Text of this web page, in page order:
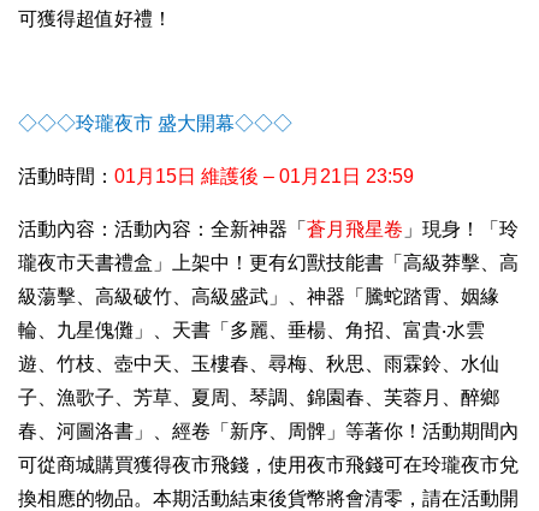
可獲得超值好禮！
◇◇◇玲瓏夜市 盛大開幕◇◇◇
活動時間： 01 月15日 維護後 – 01月21日 23:59
活動內容：活動內容：全新神器「 蒼月飛星卷 」現身！「玲
瓏夜市天書禮盒」上架中！更有幻獸技能書「高級莽擊、高
級蕩擊、高級破竹、高級盛武」、神器「騰蛇踏霄、姻緣
輪、九星傀儺」、天書「多麗、垂楊、角招、富貴‧水雲
遊、竹枝、壺中天、玉樓春、尋梅、秋思、雨霖鈴、水仙
子、漁歌子、芳草、夏周、琴調、錦園春、芙蓉月、醉鄉
春、河圖洛書」、經卷「新序、周髀」等著你！活動期間內
可從商城購買獲得夜市飛錢，使用夜市飛錢可在玲瓏夜市兌
換相應的物品。本期活動結束後貨幣將會清零，請在活動開